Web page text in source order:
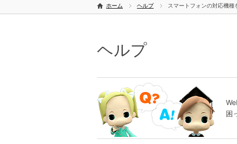
ホーム ヘルプ スマートフォンの対応機種
ヘルプ
困